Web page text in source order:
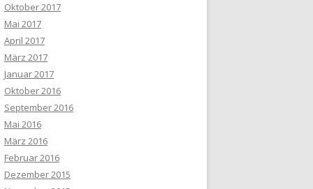
Oktober 2017
Mai 2017
April 2017
März 2017
Januar 2017
Oktober 2016
September 2016
Mai 2016
März 2016
Februar 2016
Dezember 2015